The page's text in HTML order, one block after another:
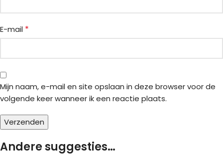
E-mail *
Mijn naam, e-mail en site opslaan in deze browser voor de
volgende keer wanneer ik een reactie plaats.
Andere suggesties…